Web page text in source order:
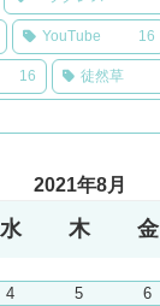
YouTube 16
16 徒然草
2021年8月
水 木 金
4 5 6